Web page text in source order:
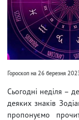
Гороскоп на 26 березня
Сьогодні неділя –
деяких знаків
пропонуємо